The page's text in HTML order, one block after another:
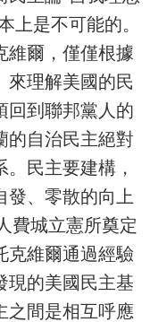
上是不可能的。
維爾，僅僅根據
來理解美國的民
回到聯邦黨人的
的自治民主絕對
民主要建構，
發、零散的向上
費城立憲所奠定
克維爾通過經驗
現的美國民主基
之間是相互呼應